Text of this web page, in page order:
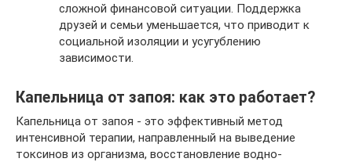
сложной финансовой ситуации. Поддержка
друзей и семьи уменьшается, что приводит к
социальной изоляции и усугублению
зависимости.
Капельница от запоя: как это работает?
Капельница от запоя - это эффективный метод
интенсивной терапии, направленный на выведение
токсинов из организма, восстановление водно-